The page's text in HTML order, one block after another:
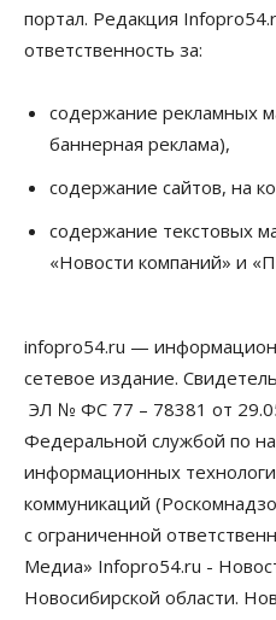
Новосибирск готовится к
Путина
Бизнес Недвижимость
Росреестр
06 Августа 2026, 12:00
Телекоммуникации
В 16 населённых
Бизнес Право&Порядок
новосибирские компании
06 Августа 2026, 11:00
Общество
Медики готовятся к
клещей в Новосибирской
06 Августа 2026, 10:00
портал. Редакция
ответственность за:
содержание рекламных
баннерная реклама),
содержание сайтов, на
содержание текстовых
«Новости компаний» и
infopro54.ru —
сетевое издание.
ЭЛ № ФС 77 – 78381 от
Федеральной службой по
информационных
коммуникаций
с ограниченной
Медиа» Infopro54.ru -
Новосибирской области.